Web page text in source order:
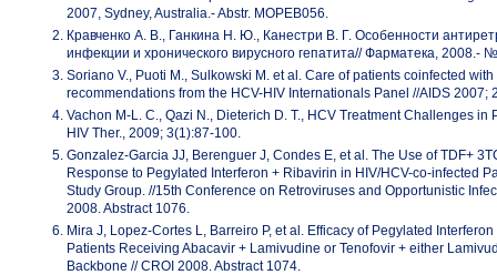
2007, Sydney, Australia.- Abstr. MOPEB056.
Кравченко А. В., Ганкина Н. Ю., Канестри В. Г. Особенности
инфекции и хронического вирусного гепатита// Фарматека, 2008.-
Soriano V., Puoti M., Sulkowski M. еt al. Care of patients coinfected
recommendations from the HCV-HIV Internationals Panel //AIDS 2007;
Vachon M-L. C., Qazi N., Dieterich D. T., HCV Treatment Challenges in
HIV Ther., 2009; 3(1):87-100.
Gonzalez-Garcia JJ, Berenguer J, Condes E, et al. The Use of TDF+
Response to Pegylated Interferon + Ribavirin in HIV/HCV-co-infected
Study Group. //15th Conference on Retroviruses and Opportunistic
2008. Abstract 1076.
Mira J, Lopez-Cortes L, Barreiro P, et al. Efficacy of Pegylated
Patients Receiving Abacavir + Lamivudine or Tenofovir + either
Backbone // CROI 2008. Abstract 1074.